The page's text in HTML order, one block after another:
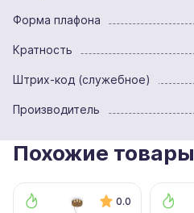
Форма плафона
Кратность
Штрих-код (служебное)
Производитель
Похожие товары
0.0